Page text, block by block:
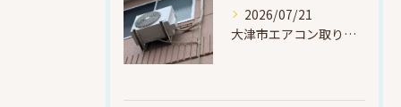
2026/07/21
大津市エアコン取り付け｜他社で断られたマンション3階の壁面アングル高所作業（ハイセンス HA-J22H-W・プレジーオビワコ）